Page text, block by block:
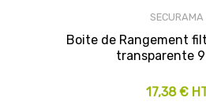
SECURAMA
Boite de Rangement
transparente
17,38 €